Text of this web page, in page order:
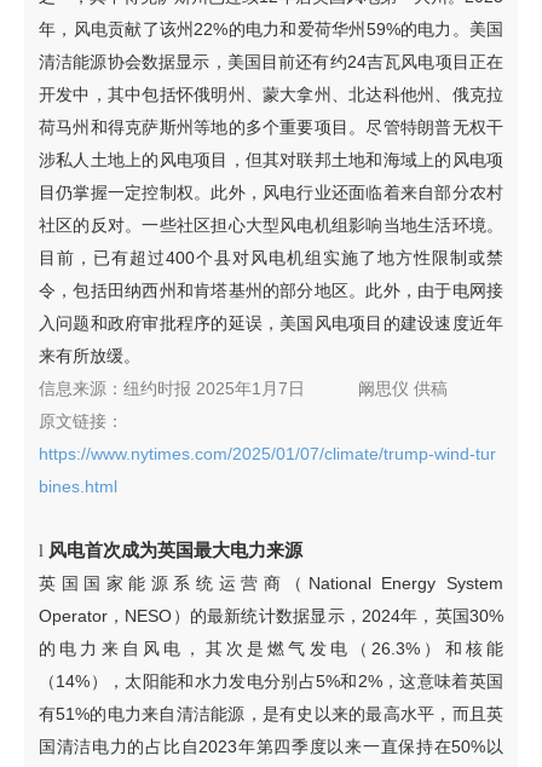
年，风电贡献了该州22%的电力和爱荷华州59%的电力。美国
清洁能源协会数据显示，美国目前还有约24吉瓦风电项目正在
开发中，其中包括怀俄明州、蒙大拿州、北达科他州、俄克拉
荷马州和得克萨斯州等地的多个重要项目。尽管特朗普无权干
涉私人土地上的风电项目，但其对联邦土地和海域上的风电项
目仍掌握一定控制权。此外，风电行业还面临着来自部分农村
社区的反对。一些社区担心大型风电机组影响当地生活环境。
目前，已有超过400个县对风电机组实施了地方性限制或禁
令，包括田纳西州和肯塔基州的部分地区。此外，由于电网接
入问题和政府审批程序的延误，美国风电项目的建设速度近年
来有所放缓。
信息来源： 纽约时报 2025年1月7日 阚思仪 供稿
原文链接：
https://www.nytimes.com/2025/01/07/climate/trump-wind-tur
bines.html
l 风电首次成为英国最大电力来源
英国国家能源系统运营商（National Energy System
Operator，NESO）的最新统计数据显示，2024年，英国30%
的电力来自风电，其次是燃气发电（26.3%）和核能
（14%），太阳能和水力发电分别占5%和2%，这意味着英国
有51%的电力来自清洁能源，是有史以来的最高水平，而且英
国清洁电力的占比自2023年第四季度以来一直保持在50%以